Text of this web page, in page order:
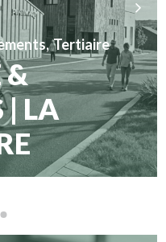
&
| LA
, Tertiaire